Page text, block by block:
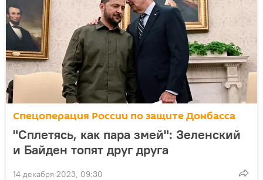
Спецоперация России по защите Донбасса
"Сплетясь, как пара змей": Зеленский
и Байден топят друг друга
14 декабря 2023, 09:30